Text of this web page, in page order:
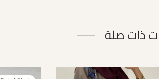
ذات صلة